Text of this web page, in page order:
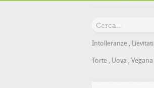
Intolleranze , Lievitati
Torte , Uova , Vegana